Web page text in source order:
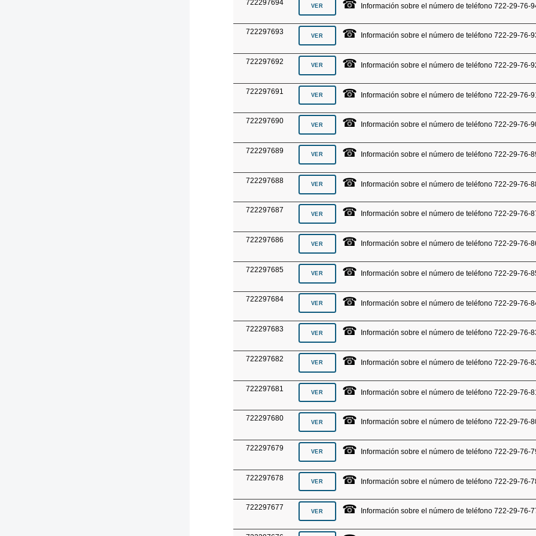
722297694 ☎ Información sobre el número de teléfono 722-29-76-
722297693 ☎ Información sobre el número de teléfono 722-29-76-
722297692 ☎ Información sobre el número de teléfono 722-29-76-
722297691 ☎ Información sobre el número de teléfono 722-29-76-
722297690 ☎ Información sobre el número de teléfono 722-29-76-
722297689 ☎ Información sobre el número de teléfono 722-29-76-
722297688 ☎ Información sobre el número de teléfono 722-29-76-
722297687 ☎ Información sobre el número de teléfono 722-29-76-
722297686 ☎ Información sobre el número de teléfono 722-29-76-
722297685 ☎ Información sobre el número de teléfono 722-29-76-
722297684 ☎ Información sobre el número de teléfono 722-29-76-
722297683 ☎ Información sobre el número de teléfono 722-29-76-
722297682 ☎ Información sobre el número de teléfono 722-29-76-
722297681 ☎ Información sobre el número de teléfono 722-29-76-
722297680 ☎ Información sobre el número de teléfono 722-29-76-
722297679 ☎ Información sobre el número de teléfono 722-29-76-
722297678 ☎ Información sobre el número de teléfono 722-29-76-
722297677 ☎ Información sobre el número de teléfono 722-29-76-